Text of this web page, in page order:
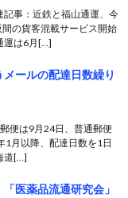
記事：近鉄と福山通運、今
の貨客混載サービス開始
運は6月[…]
ールの配達日数繰り
便は9月24日、普通郵便
1月以降、配達日数を1日
道[…]
医薬品流通研究会」